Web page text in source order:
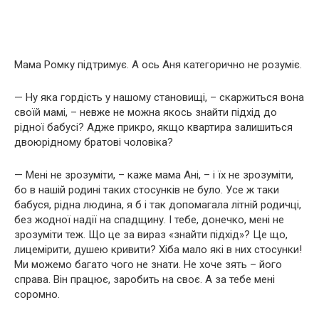
Мама Ромку підтримує. А ось Аня категорично не розуміє.
— Ну яка гордість у нашому становищі, – скаржиться вона
своїй мамі, – невже не можна якось знайти підхід до
рідної бабусі? Адже прикро, якщо квартира залишиться
двоюрідному братові чоловіка?
— Мені не зрозуміти, – каже мама Ані, – і їх не зрозуміти,
бо в нашій родині таких стосунків не було. Усе ж таки
бабуся, рідна людина, я б і так допомагала літній родичці,
без жодної надії на спадщину. І тебе, донечко, мені не
зрозуміти теж. Що це за вираз «знайти підхід»? Це що,
лицемірити, душею кривити? Хіба мало які в них стосунки!
Ми можемо багато чого не знати. Не хоче зять – його
справа. Він працює, заробить на своє. А за тебе мені
соромно.